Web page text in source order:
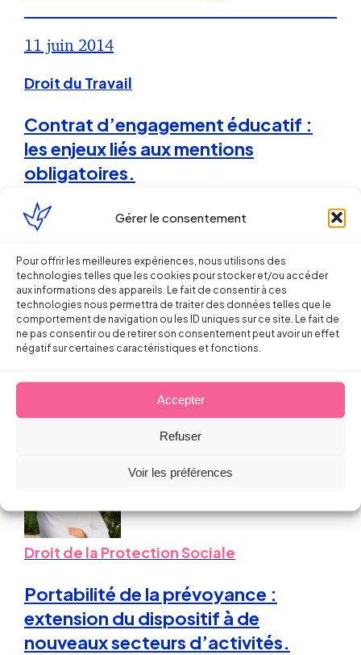
Gérer le consentement
Pour offrir les meilleures expériences, nous utilisons des
technologies telles que les cookies pour stocker et/ou accéder
aux informations des appareils. Le fait de consentir à ces
technologies nous permettra de traiter des données telles que le
comportement de navigation ou les ID uniques sur ce site. Le fait de
ne pas consentir ou de retirer son consentement peut avoir un effet
négatif sur certaines caractéristiques et fonctions.
Accepter
Refuser
Voir les préférences
11 juin 2014
Droit du Travail
Contrat d’engagement éducatif :
les enjeux liés aux mentions
obligatoires.
15 janvier 2014
Droit du Travail
Contrat d’engagement éducatif : un
CDD du seul fait de son objet !!!
2 octobre 2013
Droit de la Protection Sociale
Portabilité de la prévoyance :
extension du dispositif à de
nouveaux secteurs d’activités.